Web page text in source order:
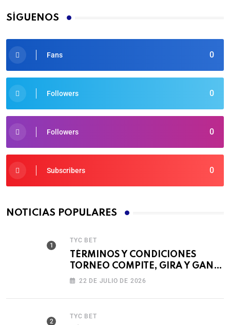
SÍGUENOS
0
Fans
0
Followers
0
Followers
0
Subscribers
NOTICIAS POPULARES
TYC BET
TÉRMINOS Y CONDICIONES
TORNEO COMPITE, GIRA Y GANA
🎰 22 DE JULIO DE 2026
TYC BET